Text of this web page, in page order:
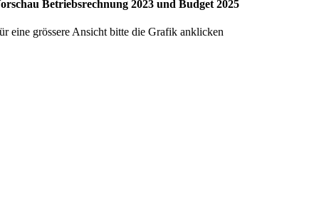
Betriebsrechnung 2023 und Budget 2025
eine grössere Ansicht bitte die Grafik anklicken